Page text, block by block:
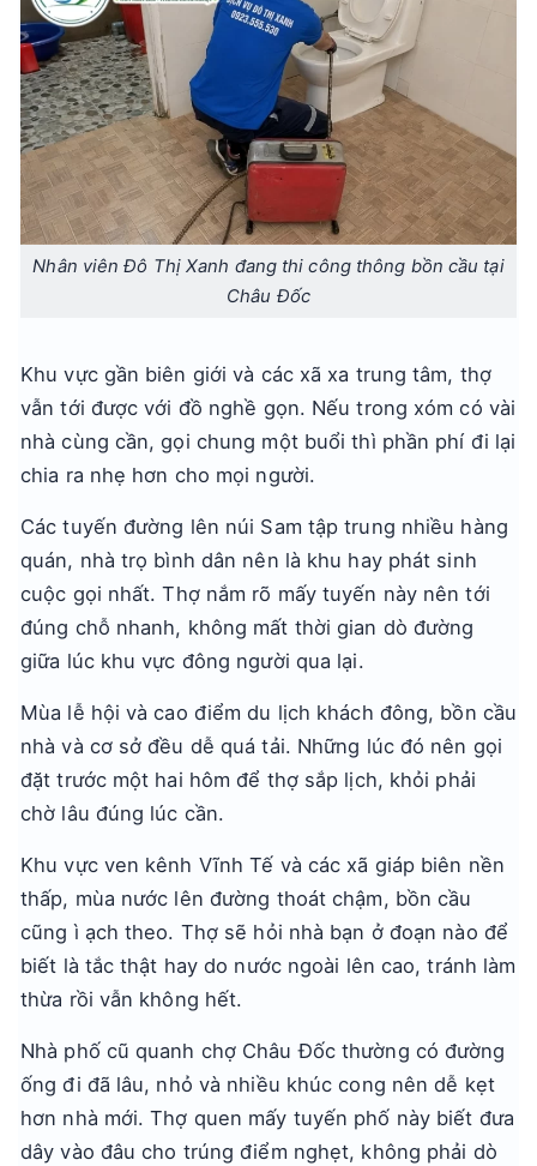
Nhân viên Đô Thị Xanh đang thi công thông bồn cầu tại
Châu Đốc
Khu vực gần biên giới và các xã xa trung tâm, thợ
vẫn tới được với đồ nghề gọn. Nếu trong xóm có vài
nhà cùng cần, gọi chung một buổi thì phần phí đi lại
chia ra nhẹ hơn cho mọi người.
Các tuyến đường lên núi Sam tập trung nhiều hàng
quán, nhà trọ bình dân nên là khu hay phát sinh
cuộc gọi nhất. Thợ nắm rõ mấy tuyến này nên tới
đúng chỗ nhanh, không mất thời gian dò đường
giữa lúc khu vực đông người qua lại.
Mùa lễ hội và cao điểm du lịch khách đông, bồn cầu
nhà và cơ sở đều dễ quá tải. Những lúc đó nên gọi
đặt trước một hai hôm để thợ sắp lịch, khỏi phải
chờ lâu đúng lúc cần.
Khu vực ven kênh Vĩnh Tế và các xã giáp biên nền
thấp, mùa nước lên đường thoát chậm, bồn cầu
cũng ì ạch theo. Thợ sẽ hỏi nhà bạn ở đoạn nào để
biết là tắc thật hay do nước ngoài lên cao, tránh làm
thừa rồi vẫn không hết.
Nhà phố cũ quanh chợ Châu Đốc thường có đường
ống đi đã lâu, nhỏ và nhiều khúc cong nên dễ kẹt
hơn nhà mới. Thợ quen mấy tuyến phố này biết đưa
dây vào đâu cho trúng điểm nghẹt, không phải dò